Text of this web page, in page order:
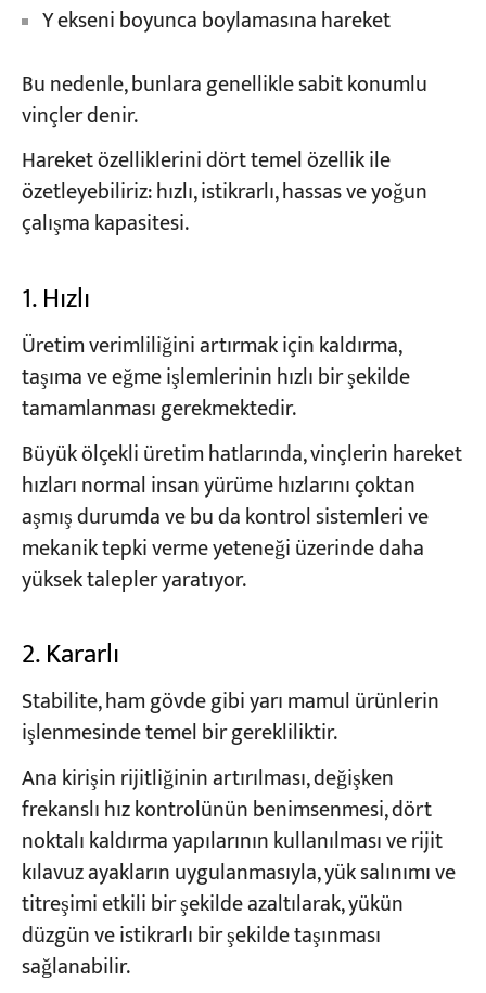
Y ekseni boyunca boylamasına hareket
Bu nedenle, bunlara genellikle sabit konumlu
vinçler denir.
Hareket özelliklerini dört temel özellik ile
özetleyebiliriz: hızlı, istikrarlı, hassas ve yoğun
çalışma kapasitesi.
1. Hızlı
Üretim verimliliğini artırmak için kaldırma,
taşıma ve eğme işlemlerinin hızlı bir şekilde
tamamlanması gerekmektedir.
Büyük ölçekli üretim hatlarında, vinçlerin hareket
hızları normal insan yürüme hızlarını çoktan
aşmış durumda ve bu da kontrol sistemleri ve
mekanik tepki verme yeteneği üzerinde daha
yüksek talepler yaratıyor.
2. Kararlı
Stabilite, ham gövde gibi yarı mamul ürünlerin
işlenmesinde temel bir gerekliliktir.
Ana kirişin rijitliğinin artırılması, değişken
frekanslı hız kontrolünün benimsenmesi, dört
noktalı kaldırma yapılarının kullanılması ve rijit
kılavuz ayakların uygulanmasıyla, yük salınımı ve
titreşimi etkili bir şekilde azaltılarak, yükün
düzgün ve istikrarlı bir şekilde taşınması
sağlanabilir.